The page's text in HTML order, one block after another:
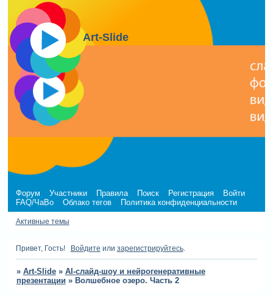
Art-Slide
Форум Участники Правила Поиск Регистрация
Войти
FAQ/ЧаВо
Облако тегов Политика конфиденциальности
Активные темы
Привет, Гость! Войдите или зарегистрируйтесь.
» Art-Slide » AI-слайд-шоу и нейрогенеративные
презентации » Волшебное озеро. Часть 2